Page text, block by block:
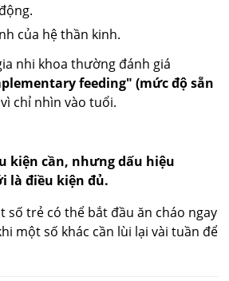
của hệ thần kinh.
nhi khoa thường đánh giá
feeding" (mức độ sẵn
chỉ nhìn vào tuổi.
kiện cần, nhưng dấu hiệu
là điều kiện đủ.
số trẻ có thể bắt đầu ăn cháo ngay
một số khác cần lùi lại vài tuần để